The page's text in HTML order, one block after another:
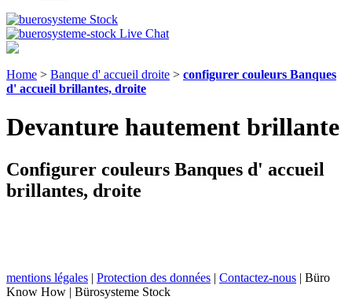
Home > Banque d' accueil droite > configurer couleurs Banques
d' accueil brillantes, droite
Devanture hautement brillante
Configurer couleurs Banques d' accueil
brillantes, droite
mentions légales | Protection des données | Contactez-nous | Büro
Know How | Bürosysteme Stock